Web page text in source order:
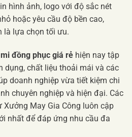
hình ảnh, logo với độ sắc nét
hoặc yêu cầu độ bền cao,
là lựa chọn tối ưu.
đồng phục giá rẻ hiện nay tập
dụng, chất liệu thoải mái và các
doanh nghiệp vừa tiết kiệm chi
chuyên nghiệp và hiện đại. Các
May Gia Công luôn cập
nhất để đáp ứng nhu cầu đa